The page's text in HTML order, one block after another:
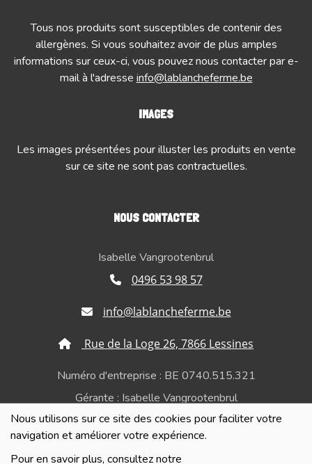
Nous utilisons sur ce site des cookies pour faciliter votre
navigation et améliorer votre expérience.
Pour en savoir plus, consultez notre
Tous nos produits sont susceptibles de contenir des
allergènes. Si vous souhaitez avoir de plus amples
informations sur ceux-ci, vous pouvez nous contacter par e-
mail à l'adresse info@lablancheferme.be
IMAGES
Les images présentées pour illuster les produits en vente
sur ce site ne sont pas contractuelles.
NOUS CONTACTER
Isabelle Vangrootenbrul
0496 53 98 57
info@lablancheferme.be
Rue de la Loge 26, 7866 Lessines
Numéro d'entreprise : BE 0740.515.321
Gérante : Isabelle Vangrootenbrul
Politique de confidentialité et de respect de la vie
privée